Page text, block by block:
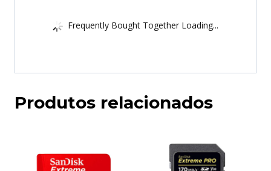
Frequently Bought Together Loading...
Produtos relacionados